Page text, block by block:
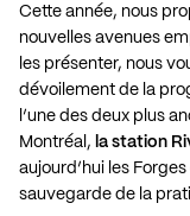
Cette année, nous
nouvelles avenues
les présenter, nous
dévoilement de la
l’une des deux plus
Montréal, la station
aujourd’hui les
sauvegarde de la